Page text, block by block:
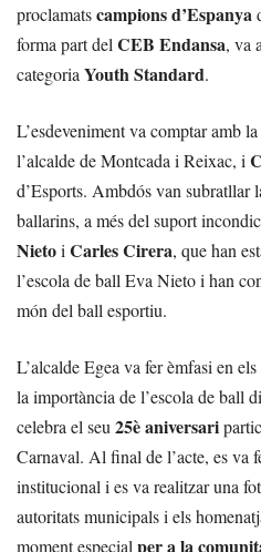
proclamatscampions d’Espanya
forma part del CEB Endansa, va
categoria Youth Standard.
L’esdeveniment va comptar amb
l’alcalde de Montcada i Reixac, i
d’Esports. Ambdós van subratllar
ballarins, a més del suport
Nietoi Carles Cirera, que han
l’escola de ball Eva Nieto i han
món del ball esportiu.
L’alcalde Egea va fer èmfasi en
la importància de l’escola de ball
celebra el seu 25è aniversari
Carnaval. Al final de l’acte, es va
institucional i es va realitzar una
autoritats municipals i els
moment especial per a la